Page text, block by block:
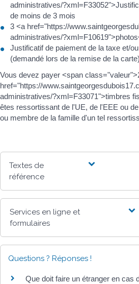
administratives/
de moins de 3 mois
3 <a href="https://
administratives/
Justificatif de paiement de la taxe et/
(demandé lors de la remise de la carte)
Vous devez payer <span
href="https://
administratives/?xml=F33071">timbres
êtes ressortissant de l'UE, de l'EEE ou
ou membre de la famille d'un tel
Textes de
référence
Services en ligne et
formulaires
Questions ? Réponses !
Que doit faire un étranger en cas